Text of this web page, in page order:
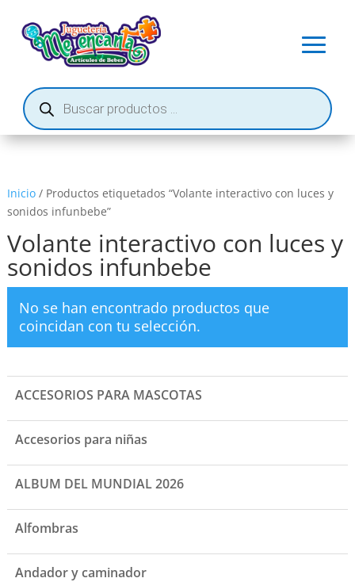
Búsqueda
de
productos
Inicio/ Productos etiquetados “Volante interactivo con luces y
sonidos infunbebe”
Volante interactivo con luces y
sonidos infunbebe
No se han encontrado productos que
coincidan con tu selección.
ACCESORIOS PARA MASCOTAS
Accesorios para niñas
ALBUM DEL MUNDIAL 2026
Alfombras
Andador y caminador